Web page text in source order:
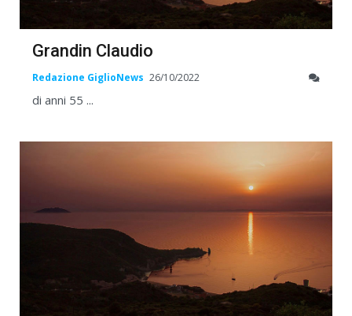
Grandin Claudio
Redazione GiglioNews 26/10/2022
di anni 55 ...